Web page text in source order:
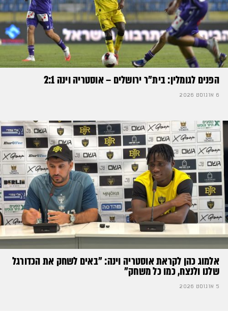
הפנים לגומלין: בית״ר ירושלים – אוסטריה וינה 2:1
6 אוגוסט 2026
אלמוג כהן לקראת אוסטריה וינה: ״באים לשחק את הכדורגל
שלנו ולנצח, כמו כל משחק״
5 אוגוסט 2026